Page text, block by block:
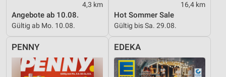
4,3 km
Angebote ab 10.08.
Gültig ab Mo. 10.08.
16,4 km
Hot Sommer Sale
Gültig bis Sa. 29.08.
PENNY EDEKA